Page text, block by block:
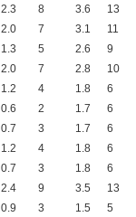
2.3 8 3.6
13
2.0 7 3.1
11
1.3 5 2.6
9
2.0 7 2.8
10
1.2 4 1.8
6
0.6 2 1.7
6
0.7 3 1.7
6
1.2 4 1.8
6
0.7 3 1.8
6
2.4 9 3.5
13
0.9 3 1.5
5